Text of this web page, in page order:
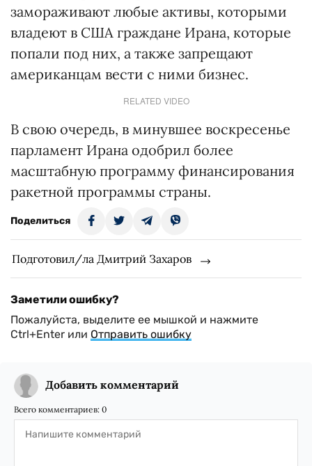
замораживают любые активы, которыми
владеют в США граждане Ирана, которые
попали под них, а также запрещают
американцам вести с ними бизнес.
RELATED VIDEO
В свою очередь, в минувшее воскресенье
парламент Ирана одобрил более
масштабную программу финансирования
ракетной программы страны.
Поделиться
Подготовил/ла Дмитрий Захаров
Заметили ошибку?
Пожалуйста, выделите ее мышкой и нажмите
Ctrl+Enter или Отправить ошибку
Добавить комментарий
Всего комментариев: 0